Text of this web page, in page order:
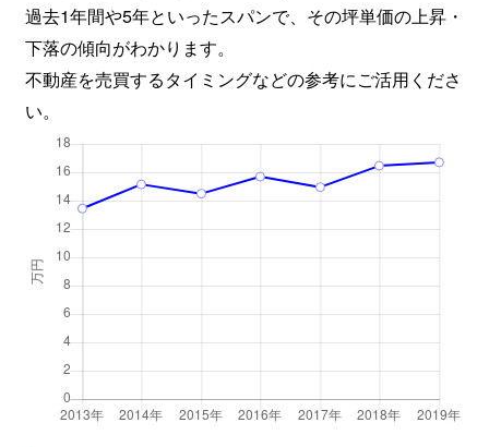
過去1年間や5年といったスパンで、その坪単価の上昇・
下落の傾向がわかります。
不動産を売買するタイミングなどの参考にご活用くださ
い。